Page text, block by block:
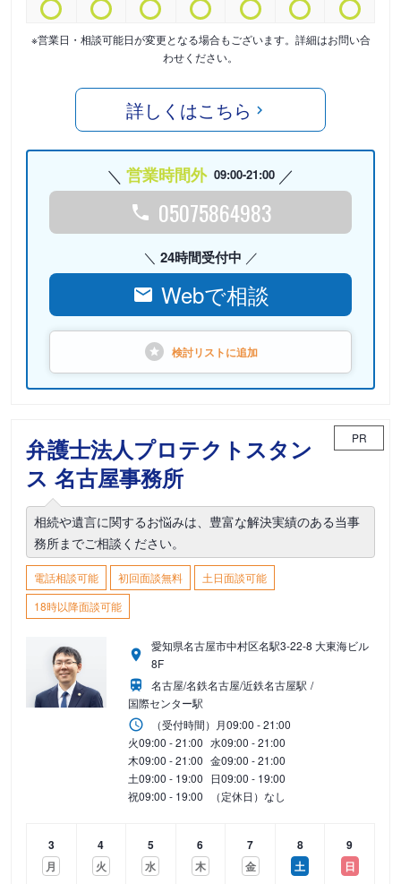
※営業日・相談可能日が変更となる場合もございます。詳細はお問い合
わせください。
詳しくはこちら
営業時間外 09:00-21:00
05075864983
24時間受付中
Webで相談
検討リストに追加
弁護士法人プロテクトスタン
ス 名古屋事務所
PR
相続や遺言に関するお悩みは、豊富な解決実績のある当事
務所までご相談ください。
電話相談可能 初回面談無料
土日面談可能
18時以降面談可能
愛知県名古屋市中村区名駅3-22-8 大東海ビル
8F
名古屋/名鉄名古屋/近鉄名古屋駅
国際センター駅
（受付時間） 月09:00 - 21:00
火09:00 - 21:00 水09:00 - 21:00
木09:00 - 21:00 金09:00 - 21:00
土09:00 - 19:00 日09:00 - 19:00
祝09:00 - 19:00 （定休日）なし
3
月
4
火
5
水
6
木
7
金
8
土
9
日